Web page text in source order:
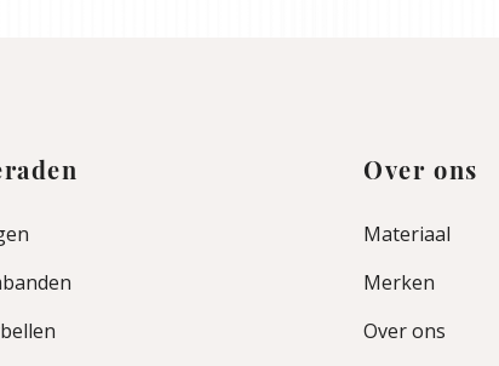
Over ons
Materiaal
Merken
Over ons